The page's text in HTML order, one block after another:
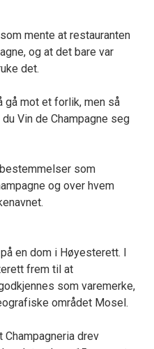
mente at restauranten
og at det bare var
det.
gå mot et forlik, men så
Vin de Champagne seg
som
og over hvem
en dom i Høyesterett. I
frem til at
som varemerke,
området Mosel.
Champagneria drev